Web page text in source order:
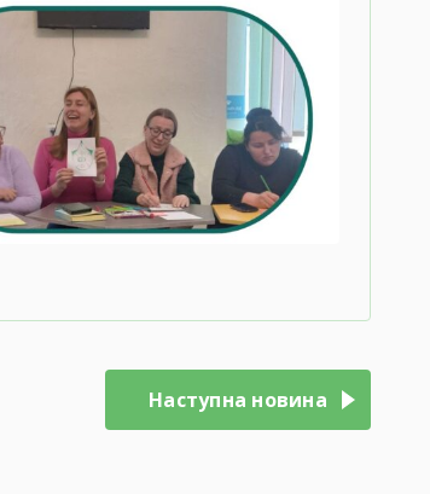
Наступна новина